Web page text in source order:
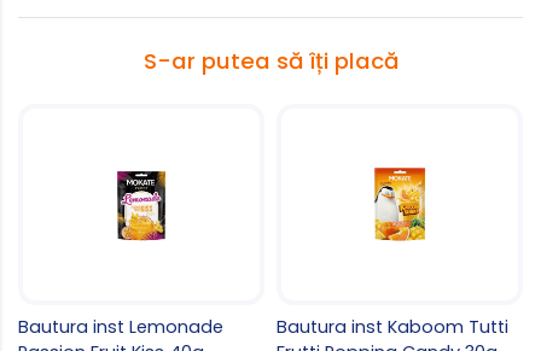
S-ar putea să îți placă
Bautura inst Lemonade
Bautura inst Kaboom Tutti